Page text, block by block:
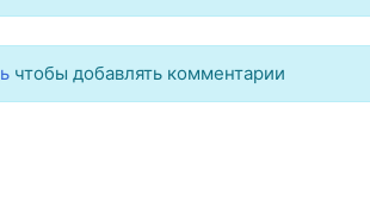
чтобы добавлять комментарии